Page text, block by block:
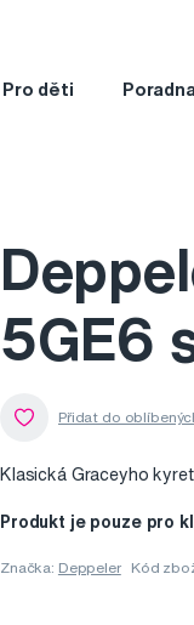
Pro děti Poradna
5GE6
Klasická Graceyho
Produkt je pouze pro
Značka: Deppeler Kód